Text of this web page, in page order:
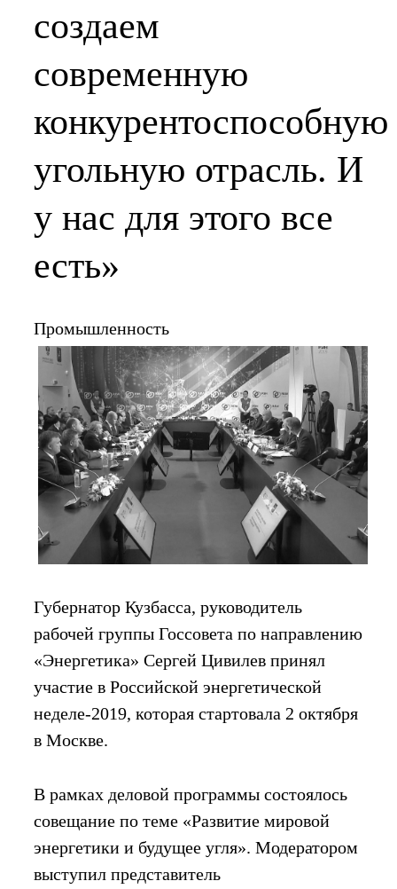
создаем
современную
конкурентоспособную
угольную отрасль. И
у нас для этого все
есть»
Промышленность
Губернатор Кузбасса, руководитель
рабочей группы Госсовета по направлению
«Энергетика» Сергей Цивилев принял
участие в Российской энергетической
неделе-2019, которая стартовала 2 октября
в Москве.
В рамках деловой программы состоялось
совещание по теме «Развитие мировой
энергетики и будущее угля». Модератором
выступил представитель